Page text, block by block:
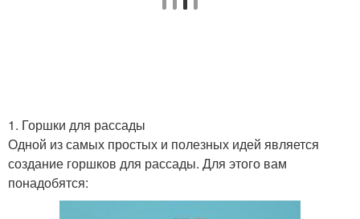
1. Горшки для рассады
Одной из самых простых и полезных идей является
создание горшков для рассады. Для этого вам
понадобятся: